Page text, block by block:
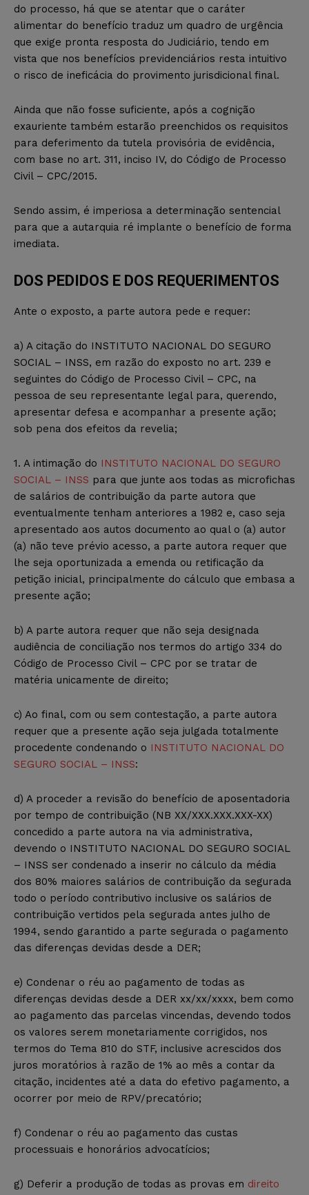
do processo, há que se atentar que o caráter
alimentar do benefício traduz um quadro de urgência
que exige pronta resposta do Judiciário, tendo em
vista que nos benefícios previdenciários resta intuitivo
o risco de ineficácia do provimento jurisdicional final.
Ainda que não fosse suficiente, após a cognição
exauriente também estarão preenchidos os requisitos
para deferimento da tutela provisória de evidência,
com base no art. 311, inciso IV, do Código de Processo
Civil – CPC/2015.
Sendo assim, é imperiosa a determinação sentencial
para que a autarquia ré implante o benefício de forma
imediata.
DOS PEDIDOS E DOS REQUERIMENTOS
Ante o exposto, a parte autora pede e requer:
a) A citação do INSTITUTO NACIONAL DO SEGURO
SOCIAL – INSS, em razão do exposto no art. 239 e
seguintes do Código de Processo Civil – CPC, na
pessoa de seu representante legal para, querendo,
apresentar defesa e acompanhar a presente ação;
sob pena dos efeitos da revelia;
1. A intimação do INSTITUTO NACIONAL DO SEGURO
SOCIAL – INSS para que junte aos todas as microfichas
de salários de contribuição da parte autora que
eventualmente tenham anteriores a 1982 e, caso seja
apresentado aos autos documento ao qual o (a) autor
(a) não teve prévio acesso, a parte autora requer que
lhe seja oportunizada a emenda ou retificação da
petição inicial, principalmente do cálculo que embasa a
presente ação;
b) A parte autora requer que não seja designada
audiência de conciliação nos termos do artigo 334 do
Código de Processo Civil – CPC por se tratar de
matéria unicamente de direito;
c) Ao final, com ou sem contestação, a parte autora
requer que a presente ação seja julgada totalmente
procedente condenando o INSTITUTO NACIONAL DO
SEGURO SOCIAL – INSS:
d) A proceder a revisão do benefício de aposentadoria
por tempo de contribuição (NB XX/XXX.XXX.XXX-XX)
concedido a parte autora na via administrativa,
devendo o INSTITUTO NACIONAL DO SEGURO SOCIAL
– INSS ser condenado a inserir no cálculo da média
dos 80% maiores salários de contribuição da segurada
todo o período contributivo inclusive os salários de
contribuição vertidos pela segurada antes julho de
1994, sendo garantido a parte segurada o pagamento
das diferenças devidas desde a DER;
e) Condenar o réu ao pagamento de todas as
diferenças devidas desde a DER xx/xx/xxxx, bem como
ao pagamento das parcelas vincendas, devendo todos
os valores serem monetariamente corrigidos, nos
termos do Tema 810 do STF, inclusive acrescidos dos
juros moratórios à razão de 1% ao mês a contar da
citação, incidentes até a data do efetivo pagamento, a
ocorrer por meio de RPV/precatório;
f) Condenar o réu ao pagamento das custas
processuais e honorários advocatícios;
g) Deferir a produção de todas as provas em direito